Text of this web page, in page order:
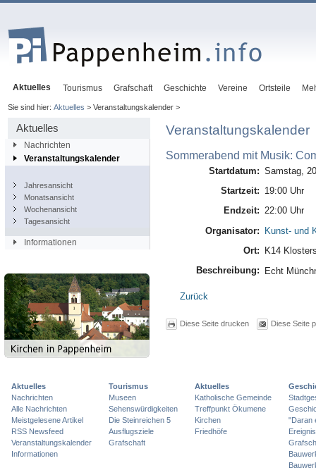
Aktuelles Tourismus Grafschaft Geschichte Vereine Ortsteile
Sie sind hier: Aktuelles > Veranstaltungskalender >
Aktuelles
Nachrichten
Veranstaltungskalender
Jahresansicht
Monatsansicht
Wochenansicht
Tagesansicht
Informationen
Veranstaltungskalender
Sommerabend mit Musik:
Startdatum: Samstag,
Startzeit: 19:00 Uhr
Endzeit: 22:00 Uhr
Organisator: Kunst- und
Ort:
K14
Beschreibung:
Echt
Zurück
Diese Seite drucken Diese Seite
Aktuelles
Nachrichten
Alle Nachrichten
Meistgelesene Artikel
RSS Newsfeed
Veranstaltungskalender
Informationen
Tourismus
Museen
Sehenswürdigkeiten
Die Steinreichen 5
Ausflugsziele
Grafschaft
Aktuelles
Katholische Gemeinde
Treffpunkt Ökumene
Kirchen
Friedhöfe
"Daran